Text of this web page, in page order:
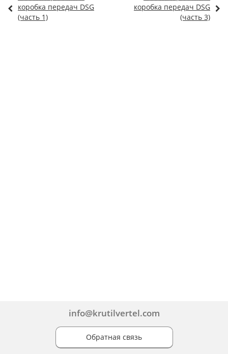
коробка передач DSG
(часть 1)
коробка передач DSG
(часть 3)
info@krutilvertel.com
Обратная связь